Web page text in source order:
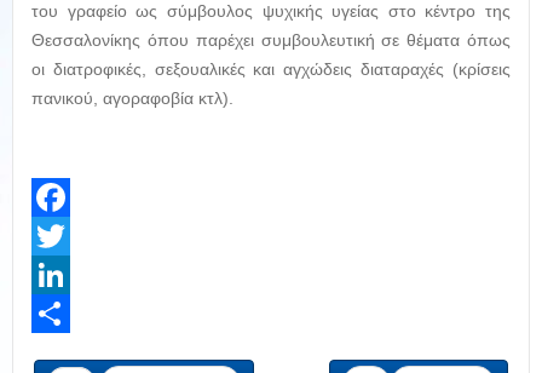
του γραφείο ως σύμβουλος ψυχικής υγείας στο κέντρο της
Θεσσαλονίκης όπου παρέχει συμβουλευτική σε θέματα όπως
οι διατροφικές, σεξουαλικές και αγχώδεις διαταραχές (κρίσεις
πανικού, αγοραφοβία κτλ).
Facebook
Twitter
LinkedIn